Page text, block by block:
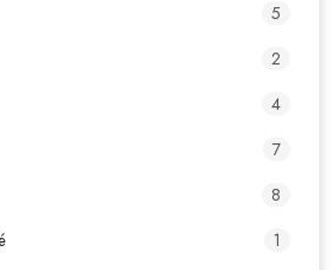
5
2
4
7
8
1